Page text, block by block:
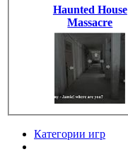
Haunted House
Massacre
Категории игр